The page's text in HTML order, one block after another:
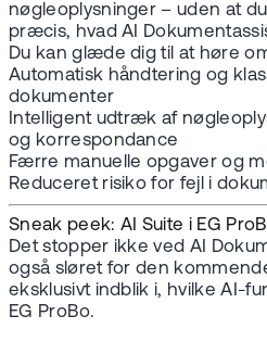
nøgleoplysninger – uden at
præcis, hvad AI
Du kan glæde dig til at høre
Automatisk håndtering og
dokumenter
Intelligent udtræk af
og korrespondance
Færre manuelle opgaver og
Reduceret risiko for fejl i
Sneak peek: AI Suite i EG
Det stopper ikke ved AI
også sløret for den
eksklusivt indblik i, hvilke AI-
EG ProBo.